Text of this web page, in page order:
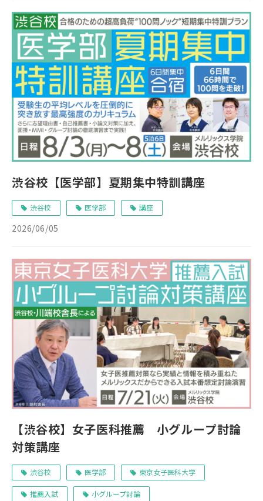
渋谷校【医学部】夏期集中特訓講座
渋谷校 医学部 講座
2026/06/05
【渋谷校】女子医科推薦 小グループ討論
対策講座
渋谷校 医学部 東京女子医科大学
推薦入試 小グループ討論